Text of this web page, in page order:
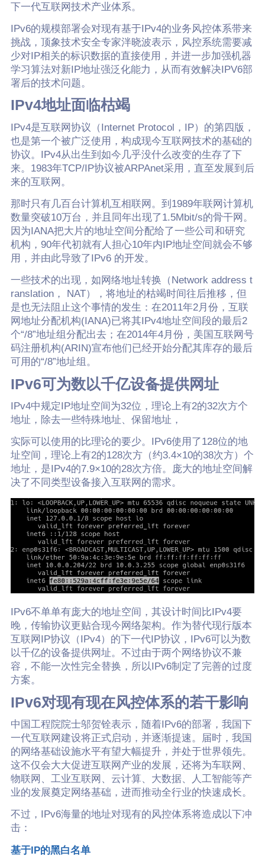
下一代互联网技术产业体系。
IPv6的规模部署会对现有基于IPv4的业务风控体系带来
挑战，顶象技术安全专家泮晓波表示，风控系统需要减
少对IP相关的标识数据的直接使用，并进一步加强机器
学习算法对新IP地址强泛化能力，从而有效解决IPV6部
署后的技术问题。
IPv4地址面临枯竭
IPv4是互联网协议（Internet Protocol，IP）的第四版，
也是第一个被广泛使用，构成现今互联网技术的基础的
协议。IPv4从出生到如今几乎没什么改变的生存了下
来。1983年TCP/IP协议被ARPAnet采用，直至发展到后
来的互联网。
那时只有几百台计算机互相联网。到1989年联网计算机
数量突破10万台，并且同年出现了1.5Mbit/s的骨干网。
因为IANA把大片的地址空间分配给了一些公司和研究
机构，90年代初就有人担心10年内IP地址空间就会不够
用，并由此导致了IPv6 的开发。
一些技术的出现，如网络地址转换（Network address t
ranslation， NAT），将地址的枯竭时间往后推移，但
是也无法阻止这个事情的发生：在2011年2月份，互联
网地址分配机构(IANA)已将其IPv4地址空间段的最后2
个“/8”地址组分配出去；在2014年4月份，美国互联网号
码注册机构(ARIN)宣布他们已经开始分配其库存的最后
可用的“/8”地址组。
IPv6可为数以千亿设备提供网址
IPv4中规定IP地址空间为32位，理论上有2的32次方个
地址，除去一些特殊地址、保留地址，
实际可以使用的比理论的要少。IPv6使用了128位的地
址空间，理论上有2的128次方（约3.4×10的38次方）个
地址，是IPv4的7.9×10的28次方倍。庞大的地址空间解
决了不同类型设备接入互联网的需求。
IPv6不单单有庞大的地址空间，其设计时间比IPv4要
晚，传输协议更贴合现今网络架构。作为替代现行版本
互联网IP协议（IPv4）的下一代IP协议，IPv6可以为数
以千亿的设备提供网址。不过由于两个网络协议不兼
容，不能一次性完全替换，所以IPv6制定了完善的过度
方案。
IPv6对现有现在风控体系的若干影响
中国工程院院士邬贺铨表示，随着IPv6的部署，我国下
一代互联网建设将正式启动，并逐渐提速。届时，我国
的网络基础设施水平有望大幅提升，并处于世界领先。
这不仅会大大促进互联网产业的发展，还将为车联网、
物联网、工业互联网、云计算、大数据、人工智能等产
业的发展奠定网络基础，进而推动全行业的快速成长。
不过，IPv6海量的地址对现有的风控体系将造成以下冲
击：
基于IP的黑白名单